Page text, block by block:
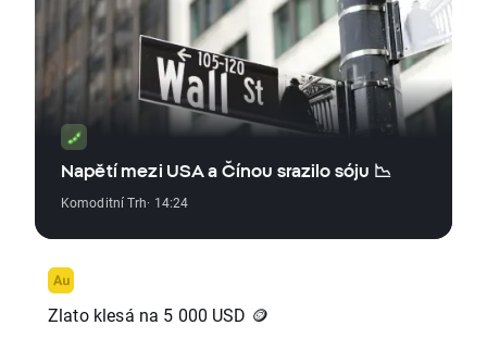
Napětí mezi USA a Čínou srazilo sóju 📉
Komoditní Trh· 14:24
Zlato klesá na 5 000 USD 🪙